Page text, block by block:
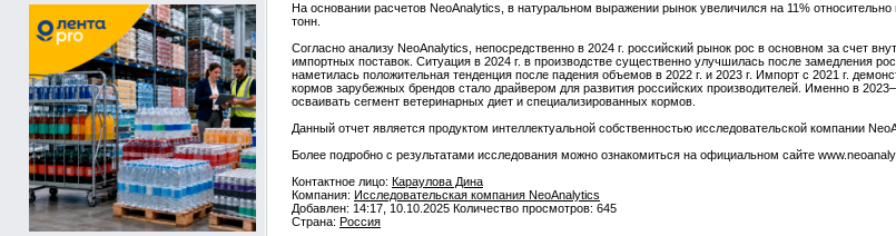
На основании расчетов NeoAnalytics, в натуральном выражении рынок увеличился на 11% относительно
тонн.
Согласно анализу NeoAnalytics, непосредственно в 2024 г. российский рынок рос в основном за счет
импортных поставок. Ситуация в 2024 г. в производстве существенно улучшилась после замедления
наметилась положительная тенденция после падения объемов в 2022 г. и 2023 г. Импорт с 2021 г.
кормов зарубежных брендов стало драйвером для развития российских производителей. Именно в
осваивать сегмент ветеринарных диет и специализированных кормов.
Данный отчет является продуктом интеллектуальной собственностью исследовательской компании
Более подробно с результатами исследования можно ознакомиться на официальном сайте
Контактное лицо: Караулова Дина
Компания: Исследовательская компания NeoAnalytics
Добавлен: 14:17, 10.10.2025 Количество просмотров: 645
Страна: Россия